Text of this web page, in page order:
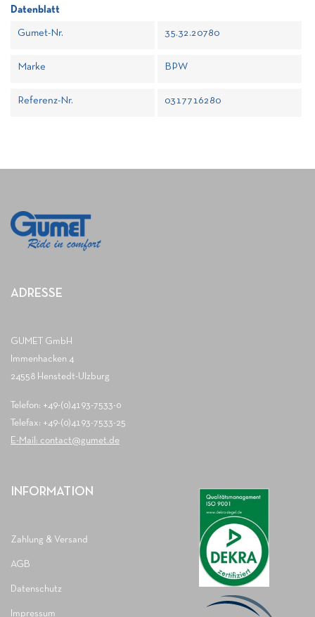
Datenblatt
Gumet-Nr. 35.32.20780
Marke BPW
Referenz-Nr. 0317716280
ADRESSE
GUMET GmbH
Immenhacken 4
24558 Henstedt-Ulzburg
Telefon: +49-(0)4193-7533-0
Telefax: +49-(0)4193-7533-25
E-Mail: contact@gumet.de
INFORMATION
Zahlung & Versand
AGB
Datenschutz
Impressum